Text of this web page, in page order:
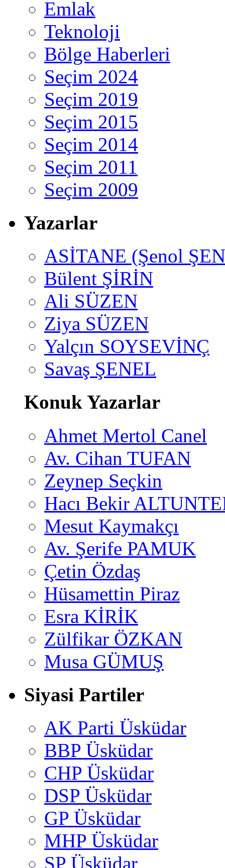
Emlak
Teknoloji
Bölge Haberleri
Seçim 2024
Seçim 2019
Seçim 2015
Seçim 2014
Seçim 2011
Seçim 2009
Yazarlar
ASİTANE (Şenol
Bülent ŞİRİN
Ali SÜZEN
Ziya SÜZEN
Yalçın SOYSEVİNÇ
Savaş ŞENEL
Konuk Yazarlar
Ahmet Mertol Canel
Av. Cihan TUFAN
Zeynep Seçkin
Hacı Bekir
Mesut Kaymakçı
Av. Şerife PAMUK
Çetin Özdaş
Hüsamettin Piraz
Esra KİRİK
Zülfikar ÖZKAN
Musa GÜMUŞ
Siyasi Partiler
AK Parti Üsküdar
BBP Üsküdar
CHP Üsküdar
DSP Üsküdar
GP Üsküdar
MHP Üsküdar
SP Üsküdar